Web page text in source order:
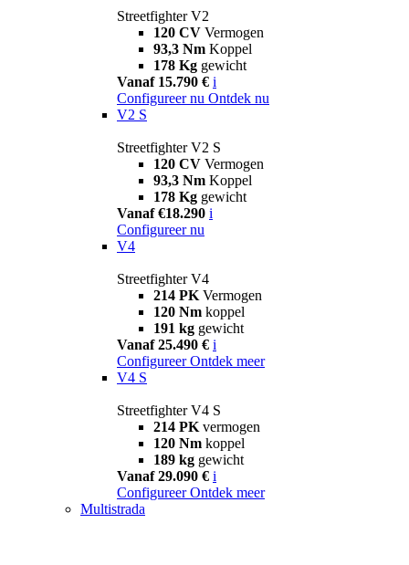
Streetfighter V2
120 CV Vermogen
93,3 Nm Koppel
178 Kg gewicht
Vanaf 15.790 € i
Configureer nu Ontdek nu
V2 S
Streetfighter V2 S
120 CV Vermogen
93,3 Nm Koppel
178 Kg gewicht
Vanaf €18.290 i
Configureer nu
V4
Streetfighter V4
214 PK Vermogen
120 Nm koppel
191 kg gewicht
Vanaf 25.490 € i
Configureer Ontdek meer
V4 S
Streetfighter V4 S
214 PK vermogen
120 Nm koppel
189 kg gewicht
Vanaf 29.090 € i
Configureer Ontdek meer
Multistrada